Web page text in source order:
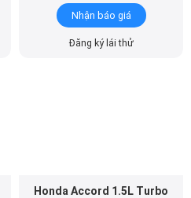
Nhận báo giá
Đăng ký lái thử
Honda Accord 1.5L Turbo